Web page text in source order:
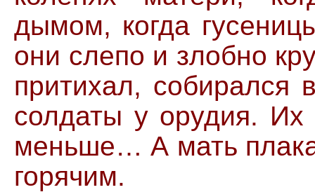
дымом, когда
они слепо и злобно
притихал, собирался
солдаты у орудия.
меньше… А мать
горячим.